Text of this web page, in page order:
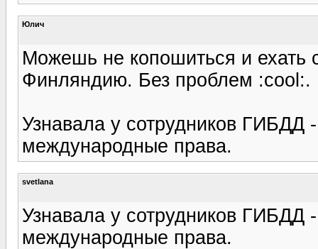
Юлич
Можешь не копошиться и
Финляндию. Без проблем :cool:.
Узнавала у сотрудников ГИБДД
международные права.
svetlana
Узнавала у сотрудников ГИБДД
международные права.